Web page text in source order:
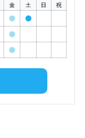
金 土 日 祝
●
●
●
●